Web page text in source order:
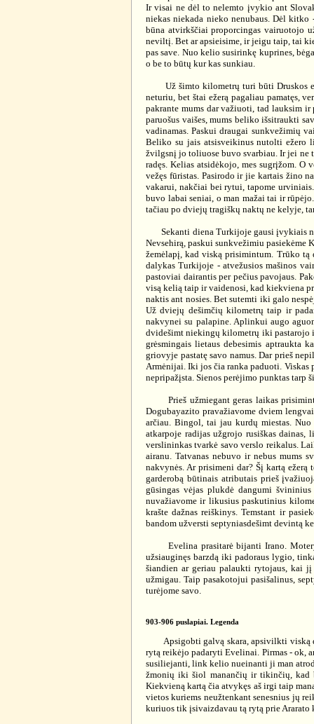
Ir visai ne dėl to nelemto įvykio ant
niekas niekada nieko nenubaus. Dėl
būna atvirkščiai proporcingas vairuotojo
neviltį. Bet ar apsieisime, ir jeigu taip, tai
pas save. Nuo kelio susirinkę kuprines,
o be to būtų kur kas sunkiau.
Už šimto kilometrų turi būti Druskos
neturiu, bet štai ežerą pagaliau pamatęs,
pakrante mums dar važiuoti, tad lauksim ir
paruošus vaišes, mums beliko išsitraukti
vadinamas. Paskui draugai sunkvežimių
Beliko su jais atsisveikinus nutolti ežero
žvilgsnį jo toliuose buvo svarbiau. Ir jei ne
radęs. Kelias atsidėkojo, mes sugrįžom.
vežęs fūristas. Pasirodo ir jie kartais žino
vakarui, nakčiai bei rytui, tapome
buvo labai seniai, o man mažai tai ir
tačiau po dviejų tragiškų naktų ne kelyje,
Sekanti diena Turkijoje gausi įvykiais
Nevsehirą, paskui sunkvežimiu pasiekėme
žemėlapį, kad viską prisimintum. Trūko
dalykas Turkijoje - atvežusios mašinos
pastoviai dairantis per pečius pavojaus.
visą kelią taip ir vaidenosi, kad kiekviena
naktis ant nosies. Bet sutemti iki galo
Už dviejų dešimčių kilometrų taip ir
nakvynei su palapine. Aplinkui augo
dvidešimt niekingų kilometrų iki pastarojo
grėsmingais lietaus debesimis aptraukta
griovyje pastatę savo namus. Dar prieš
Armėnijai. Iki jos čia ranka paduoti. Viskas
nepripažįsta. Sienos perėjimo punktas tarp
Prieš užmiegant geras laikas
Dogubayazito pravažiavome dviem
arčiau. Bingol, tai jau kurdų miestas.
atkarpoje radijas užgrojo rusiškas dainas,
verslininkas tvarkė savo verslo reikalus.
airanu. Tatvanas nebuvo ir nebus mums
nakvynės. Ar prisimeni dar? Šį kartą
garderobą būtinais atributais prieš
gūsingas vėjas plukdė dangumi
nuvažiavome ir likusius paskutinius
krašte dažnas reiškinys. Temstant ir
bandom užversti septyniasdešimt devintą
Evelina prasitarė bijanti Irano.
užsiauginęs barzdą iki padoraus lygio,
šiandien ar geriau palaukti rytojaus, kai
užmigau. Taip pasakotojui pasišalinus,
turėjome savo.
903-906 puslapiai. Legenda
Apsigobti galvą skara, apsivilkti viską
rytą reikėjo padaryti Evelinai. Pirmas - ok,
susiliejanti, link kelio nueinanti ji man
žmonių iki šiol manančių ir tikinčių, kad
Kiekvieną kartą čia atvykęs aš irgi taip
vietos kuriems neužtenkant senesnius jų
kuriuos tik įsivaizdavau tą rytą prie Ararato